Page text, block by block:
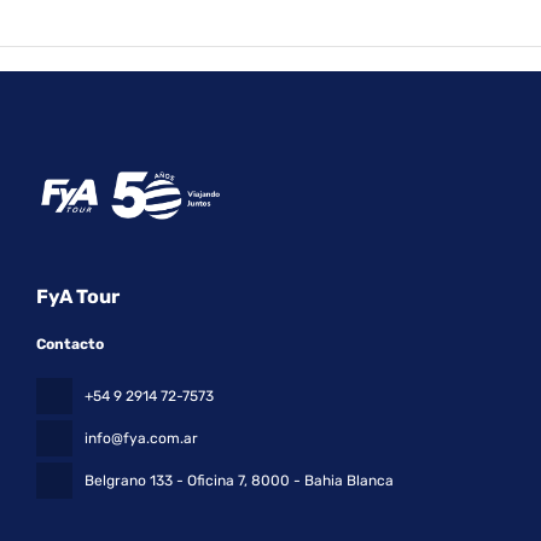
FyA Tour
Contacto
+54 9 2914 72-7573
info@fya.com.ar
Belgrano 133 - Oficina 7, 8000 - Bahia Blanca